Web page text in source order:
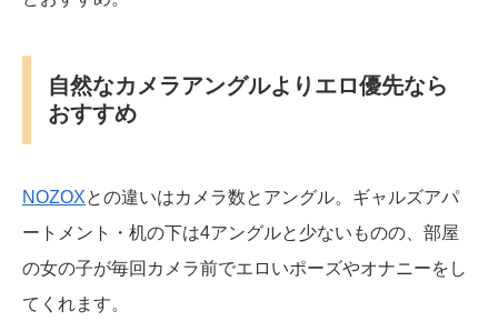
自然なカメラアングルよりエロ優先なら
おすすめ
NOZOXとの違いはカメラ数とアングル。ギャルズアパ
ートメント・机の下は4アングルと少ないものの、部屋
の女の子が毎回カメラ前でエロいポーズやオナニーをし
てくれます。